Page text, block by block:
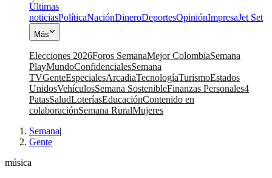
Últimas
noticiasPolíticaNaciónDineroDeportesOpiniónImpresaJet Set
Más
Elecciones 2026Foros SemanaMejor ColombiaSemana
PlayMundoConfidencialesSemana
TVGenteEspecialesArcadiaTecnologíaTurismoEstados
UnidosVehículosSemana SostenibleFinanzas Personales4
PatasSaludLoteríasEducaciónContenido en
colaboraciónSemana RuralMujeres
Semana|
Gente
música